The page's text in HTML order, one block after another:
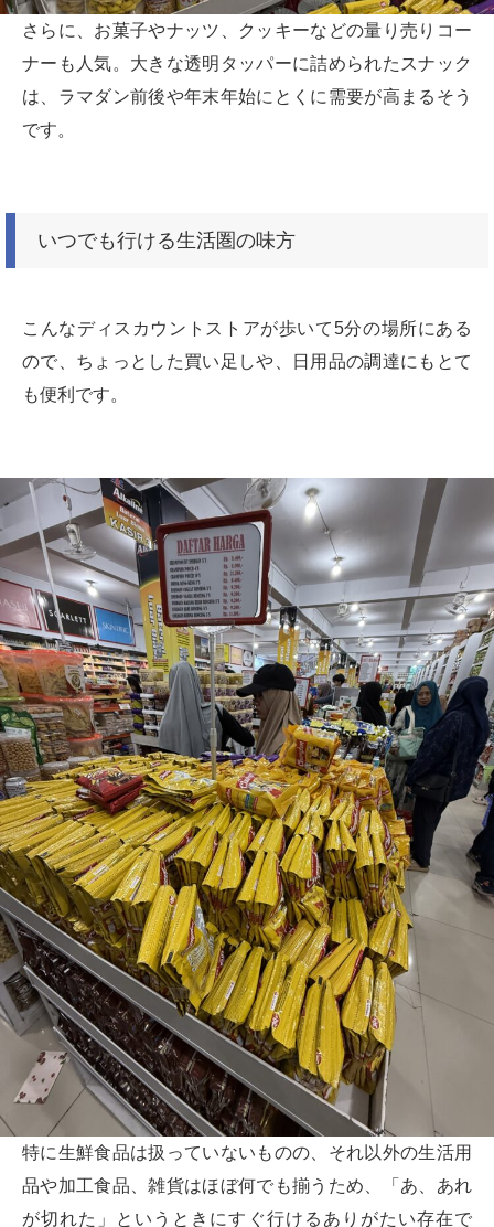
さらに、お菓子やナッツ、クッキーなどの量り売りコー
ナーも人気。大きな透明タッパーに詰められたスナック
は、ラマダン前後や年末年始にとくに需要が高まるそう
です。
いつでも行ける生活圏の味方
こんなディスカウントストアが歩いて5分の場所にある
ので、ちょっとした買い足しや、日用品の調達にもとて
も便利です。
特に生鮮食品は扱っていないものの、それ以外の生活用
品や加工食品、雑貨はほぼ何でも揃うため、「あ、あれ
が切れた」というときにすぐ行けるありがたい存在で